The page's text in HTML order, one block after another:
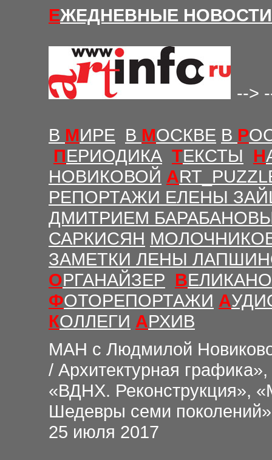
ЕЖЕДНЕВНЫЕ НОВОСТИ
-->
В МИРЕ В МОСКВЕ В Р
ПЕРИОДИКА ТЕКСТЫ Н
НОВИКОВОЙ A
РЕПОРТАЖИ ЕЛЕНЫ
ДМИТРИЕМ
САРКИСЯН
ЗАМЕТКИ ЛЕНЫ
ОРГАНАЙЗЕР В
ФОТОРЕПОРТАЖИ А
КОЛЛЕГИ АРХИВ
МАН с Людмилой
/ Архитектурная
«ВДНХ. Реконструкция»,
Шедевры семи поколений»
25 июля 2017